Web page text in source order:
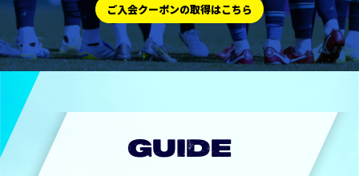
ご入会クーポンの取得はこちら
GUIDE